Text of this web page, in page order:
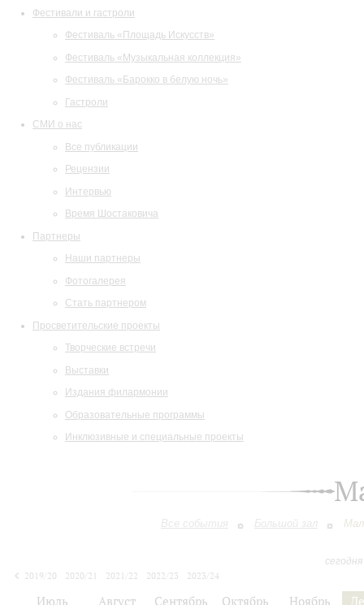
Фестивали и гастроли
Фестиваль «Площадь Искусств»
Фестиваль «Музыкальная коллекция»
Фестиваль «Барокко в белую ночь»
Гастроли
СМИ о нас
Все публикации
Рецензии
Интервью
Время Шостаковича
Партнеры
Наши партнеры
Фотогалерея
Стать партнером
Просветительские проекты
Творческие встречи
Выставки
Издания филармонии
Образовательные программы
Инклюзивные и специальные проекты
Все события Большой зал
2019/20
2020/21 2021/22 2022/23
2023/24
Июль Август Сентябрь Октябрь Ноябрь